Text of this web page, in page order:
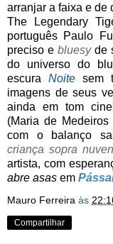
arranjar a faixa e de
The Legendary
português Paulo
preciso e bluesyde
do universo do
escura Noitesem
imagens de seus
ainda em tom
(Maria de
com o balanço
criança sopra
artista, com
abre asas em
Mauro Ferreira às
Compartilhar